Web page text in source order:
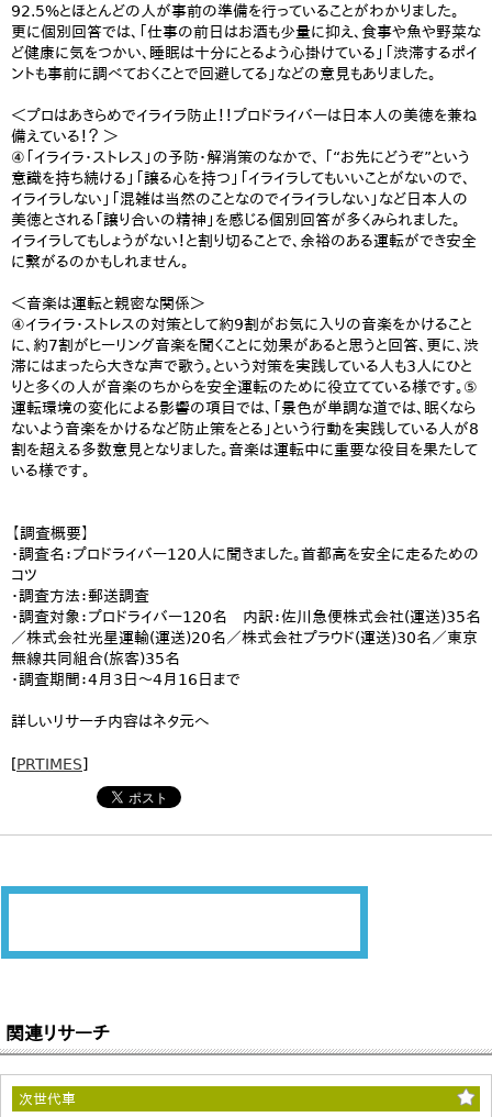
92.5%とほとんどの人が事前の準備を行っていることがわかりました。
更に個別回答では、「仕事の前日はお酒も少量に抑え、食事や魚や野菜な
ど健康に気をつかい、睡眠は十分にとるよう心掛けている」「渋滞するポイ
ントも事前に調べておくことで回避してる」などの意見もありました。
＜プロはあきらめでイライラ防止！！プロドライバーは日本人の美徳を兼ね
備えている！？ ＞
④「イライラ・ストレス」の予防・解消策のなかで、 「“お先にどうぞ”という
意識を持ち続ける」「譲る心を持つ」「イライラしてもいいことがないので、
イライラしない」「混雑は当然のことなのでイライラしない」など日本人の
美徳とされる「譲り合いの精神」を感じる個別回答が多くみられました。
イライラしてもしょうがない！と割り切ることで、余裕のある運転ができ安全
に繋がるのかもしれません。
＜音楽は運転と親密な関係＞
④イライラ・ストレスの対策として約9割がお気に入りの音楽をかけること
に、約7割がヒーリング音楽を聞くことに効果があると思うと回答、更に、渋
滞にはまったら大きな声で歌う。という対策を実践している人も3人にひと
りと多くの人が音楽のちからを安全運転のために役立てている様です。⑤
運転環境の変化による影響の項目では、「景色が単調な道では、眠くなら
ないよう音楽をかけるなど防止策をとる」という行動を実践している人が8
割を超える多数意見となりました。音楽は運転中に重要な役目を果たして
いる様です。
【調査概要】
・調査名：プロドライバー120人に聞きました。首都高を安全に走るための
コツ
・調査方法：郵送調査
・調査対象：プロドライバー120名 内訳：佐川急便株式会社(運送)35名
／株式会社光星運輸(運送)20名／株式会社プラウド(運送)30名／東京
無線共同組合(旅客)35名
・調査期間：4月3日～4月16日まで
詳しいリサーチ内容はネタ元へ
[PRTIMES]
関連リサーチ
次世代車